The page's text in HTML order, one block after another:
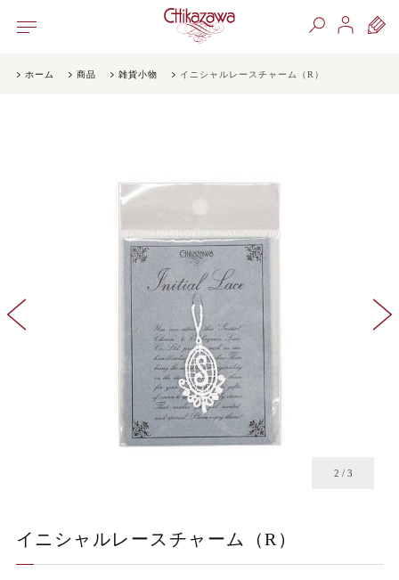
ホーム 商品 雑貨小物 イニシャルレースチャーム（R）
2 / 3
イニシャルレースチャーム（R）